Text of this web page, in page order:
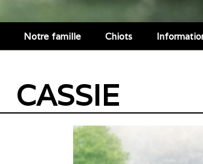
Notre famille Chiots
CASSIE